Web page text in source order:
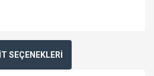
SEÇENEKLERİ